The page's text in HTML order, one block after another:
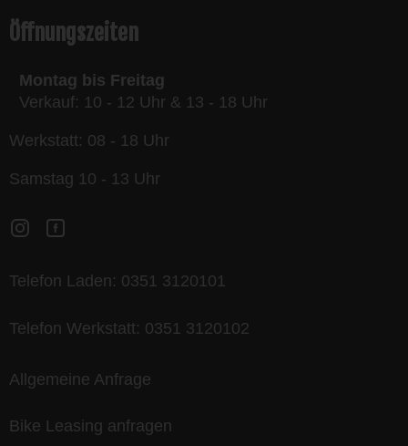
Öffnungszeiten
Montag bis Freitag
Verkauf: 10 - 12 Uhr & 13 - 18 Uhr
Werkstatt: 08 - 18 Uhr
Samstag 10 - 13 Uhr
Telefon Laden: 0351 3120101
Telefon Werkstatt: 0351 3120102
Allgemeine Anfrage
Bike Leasing anfragen